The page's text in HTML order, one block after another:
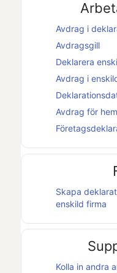
Avdrag i
Avdragsgill
Deklarera
Avdrag i
Avdrag för
Skapa
enskild firma
Kolla in andra